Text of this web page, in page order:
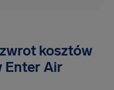
kosztów
Enter Air